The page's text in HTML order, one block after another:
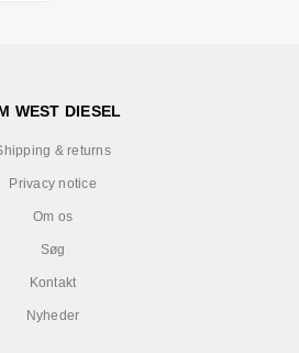
WEST DIESEL
& returns
Privacy notice
Om os
Søg
Kontakt
Nyheder